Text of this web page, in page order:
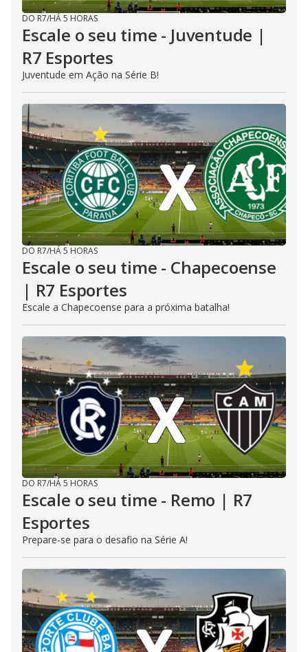
DO R7/HÁ 5 HORAS
Escale o seu time - Juventude |
R7 Esportes
Juventude em Ação na Série B!
DO R7/HÁ 5 HORAS
Escale o seu time - Chapecoense
| R7 Esportes
Escale a Chapecoense para a próxima batalha!
DO R7/HÁ 5 HORAS
Escale o seu time - Remo | R7
Esportes
Prepare-se para o desafio na Série A!